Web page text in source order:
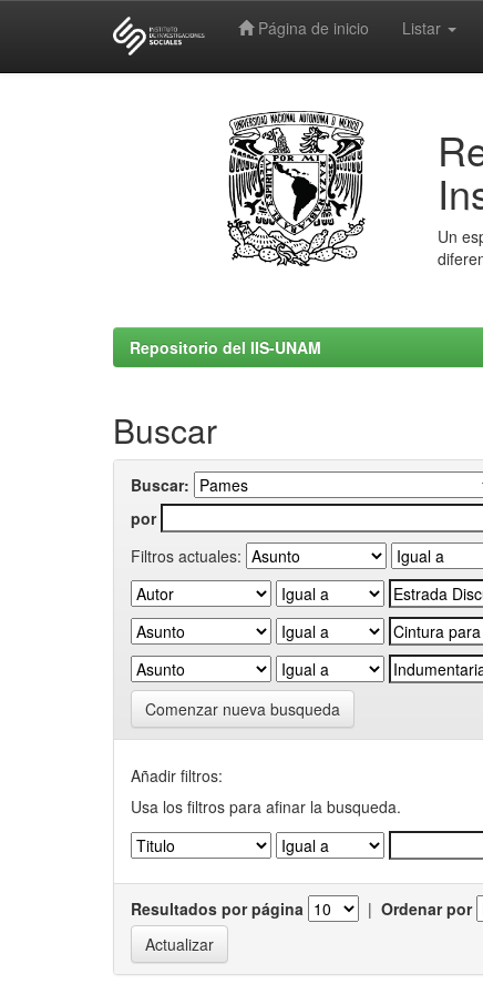
Página de inicio Listar
Un
Repositorio del IIS-UNAM
Buscar
Buscar:
por
Filtros actuales:
Comenzar nueva busqueda
Añadir filtros:
Usa los filtros para afinar la busqueda.
Resultados por página | Ordenar por